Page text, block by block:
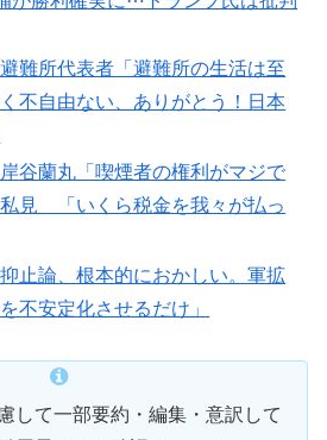
難所代表者「避難所の生活は至
不自由ない、ありがとう！日本
岸谷蘭丸「喫煙者の権利がマジで
見 「いくら税金を我々が払っ
止論、根本的におかしい。軍拡
不安定化させるだけ」
して一部要約・編集・意訳して